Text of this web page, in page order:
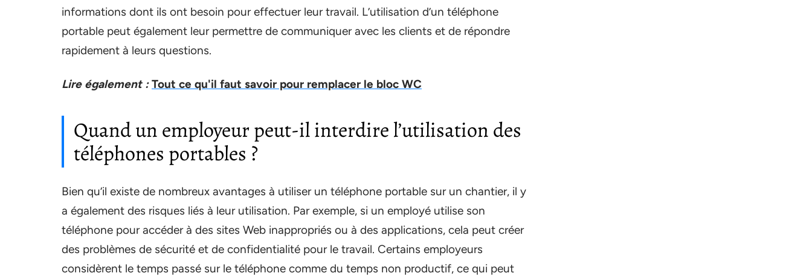
informations dont ils ont besoin pour effectuer leur travail. L’utilisation d’un téléphone
portable peut également leur permettre de communiquer avec les clients et de répondre
rapidement à leurs questions.
Lire également : Tout ce qu'il faut savoir pour remplacer le bloc WC
Quand un employeur peut-il interdire l’utilisation des
téléphones portables ?
Bien qu’il existe de nombreux avantages à utiliser un téléphone portable sur un chantier, il y
a également des risques liés à leur utilisation. Par exemple, si un employé utilise son
téléphone pour accéder à des sites Web inappropriés ou à des applications, cela peut créer
des problèmes de sécurité et de confidentialité pour le travail. Certains employeurs
considèrent le temps passé sur le téléphone comme du temps non productif, ce qui peut